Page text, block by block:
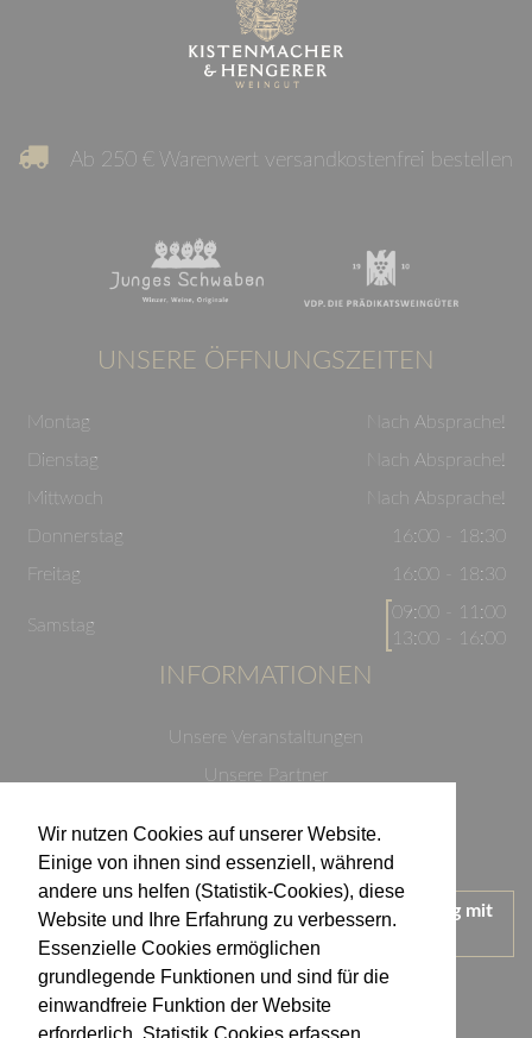
Wir nutzen Cookies auf unserer Website.
Einige von ihnen sind essenziell, während
andere uns helfen (Statistik-Cookies), diese
Website und Ihre Erfahrung zu verbessern.
Essenzielle Cookies ermöglichen
grundlegende Funktionen und sind für die
einwandfreie Funktion der Website
Ab 250 € Warenwert versandkostenfrei bestellen
UNSERE ÖFFNUNGSZEITEN
Montag
Nach Absprache!
Dienstag
Nach Absprache!
Mittwoch
Nach Absprache!
Donnerstag
16:00 - 18:30
Freitag
16:00 - 18:30
Samstag
09:00 - 11:00
13:00 - 16:00
INFORMATIONEN
Unsere Veranstaltungen
Unsere Partner
Impressum
Wir treten für einen verantwortungsvollen Umgang mit
Alkohol ein.
KONTAKT